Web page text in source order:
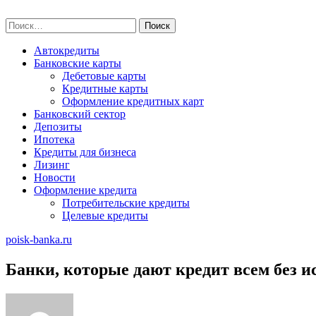
to
content
Найти:
Автокредиты
Банковские карты
Дебетовые карты
Кредитные карты
Оформление кредитных карт
Банковский сектор
Депозиты
Ипотека
Кредиты для бизнеса
Лизинг
Новости
Оформление кредита
Потребительские кредиты
Целевые кредиты
poisk-banka.ru
Банки, которые дают кредит всем без